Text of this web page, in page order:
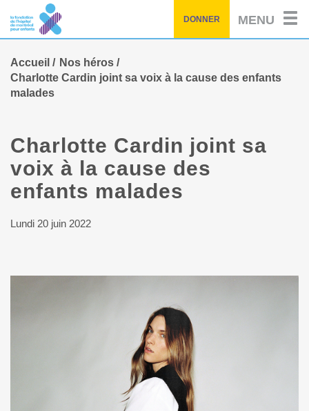
contenu
DONNER MENU
Accueil
Nos héros
Charlotte Cardin joint sa voix à la cause des enfants
malades
Charlotte Cardin joint sa
voix à la cause des
enfants malades
Lundi 20 juin 2022